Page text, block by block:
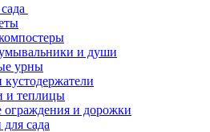
и души
урны
и теплицы
ограждения и дорожки
сада